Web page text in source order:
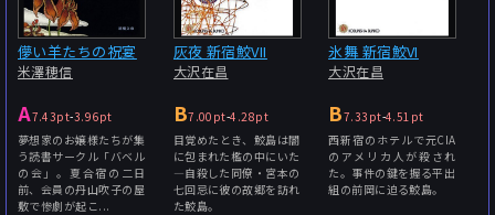
儚い羊たちの祝宴
米澤穂信
A7.43pt-3.96pt
夢想家のお嬢様たちが集
う読書サークル「バベル
の会」。夏合宿の二日
前、会員の丹山吹子の屋
敷で惨劇が起こ...
灰夜 新宿鮫VII
大沢在昌
B7.00pt-4.28pt
目覚めたとき、鮫島は闇
に包まれた檻の中にいた
―自殺した同僚・宮本の
七回忌に彼の故郷を訪れ
た鮫島。
氷舞 新宿鮫VI
大沢在昌
B7.33pt-4.51pt
西新宿のホテルで元CIA
のアメリカ人が殺され
た。事件の鍵を握る平出
組の前岡に迫る鮫島。